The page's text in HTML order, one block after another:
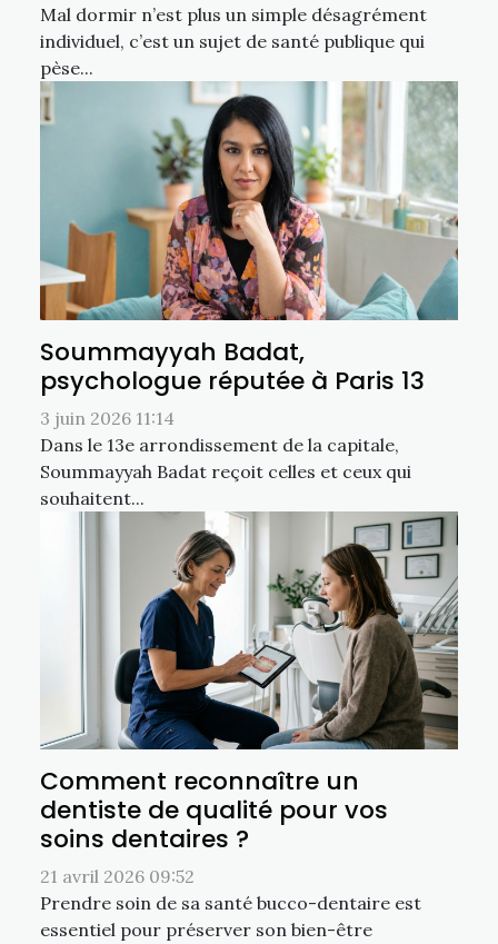
Mal dormir n’est plus un simple désagrément
individuel, c’est un sujet de santé publique qui
pèse...
Soummayyah Badat,
psychologue réputée à Paris 13
3 juin 2026 11:14
Dans le 13e arrondissement de la capitale,
Soummayyah Badat reçoit celles et ceux qui
souhaitent...
Comment reconnaître un
dentiste de qualité pour vos
soins dentaires ?
21 avril 2026 09:52
Prendre soin de sa santé bucco-dentaire est
essentiel pour préserver son bien-être